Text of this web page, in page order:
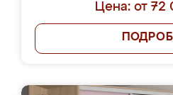
Цена: от 72